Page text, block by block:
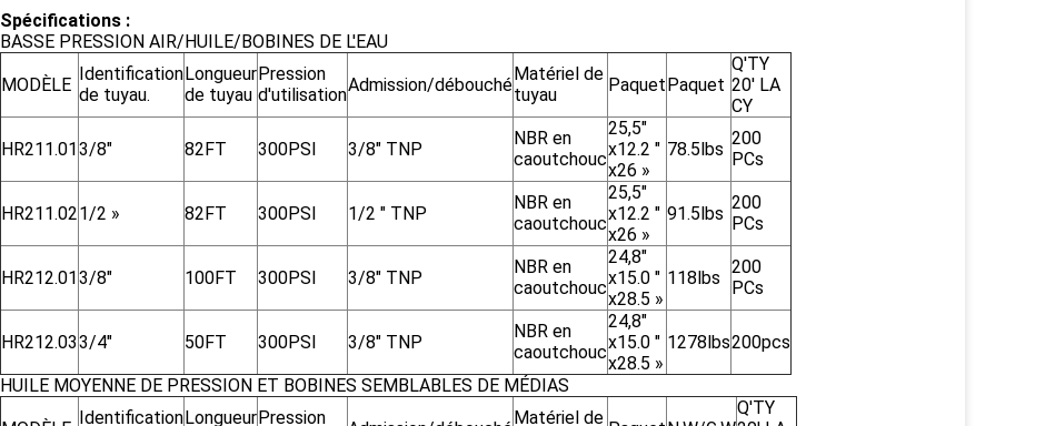
Spécifications :
BASSE PRESSION AIR/HUILE/BOBINES DE L'EAU
MODÈLE
Identification
de tuyau.
Longueur
de tuyau
Pression
d'utilisationAdmission/débouché
Matériel de
tuyau
PaquetPaquet
Q'TY
20' LA
CY
HR211.013/8" 82FT 300PSI 3/8" TNP
NBR en
caoutchouc
25,5"
x12.2 "
x26 »
78.5lbs
200
PCs
HR211.021/2 » 82FT 300PSI 1/2 " TNP
NBR en
caoutchouc
25,5"
x12.2 "
x26 »
91.5lbs
200
PCs
HR212.013/8" 100FT 300PSI 3/8" TNP
NBR en
caoutchouc
24,8"
x15.0 "
x28.5 »
118lbs
200
PCs
HR212.033/4" 50FT 300PSI 3/8" TNP
NBR en
caoutchouc
24,8"
x15.0 "
x28.5 »
1278lbs200pcs
HUILE MOYENNE DE PRESSION ET BOBINES SEMBLABLES DE MÉDIAS
IdentificationLongueurPression
Matériel de
Q'TY